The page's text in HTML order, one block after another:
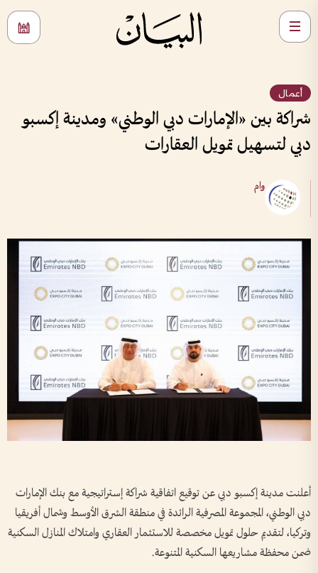
أعمال
شراكة بين «الإمارات دبي الوطني» ومدينة إكسبو
دبي لتسهيل تمويل العقارات
وام
أعلنت مدينة إكسبو دبي عن توقيع اتفاقية شراكة إستراتيجية مع بنك الإمارات
دبي الوطني، المجموعة المصرفية الرائدة في منطقة الشرق الأوسط وشمال أفريقيا
وتركيا، لتقديم حلول تمويل مخصصة للاستثمار العقاري وامتلاك المنازل السكنية
ضمن محفظة مشاريعها السكنية المتنوعة.